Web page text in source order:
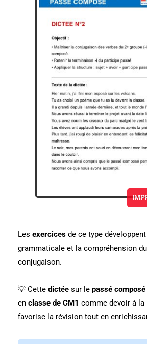
Les exercices de ce type
grammaticale et la compréhension
conjugaison.
💡 Cette dictée sur le passé composé
en classe de CM1 comme devoir à
favorise la révision tout en